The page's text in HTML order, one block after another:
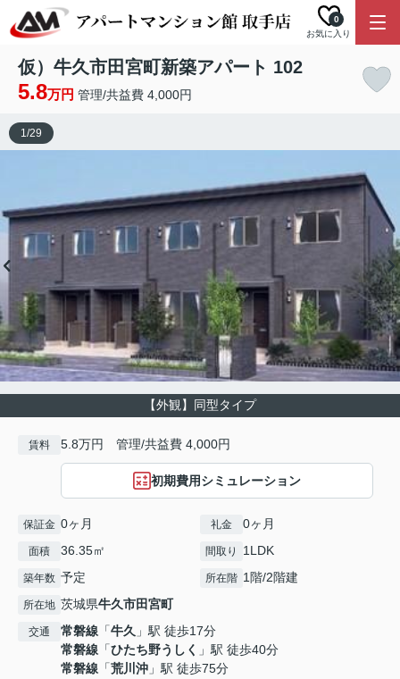
お気に入り
0
仮）牛久市田宮町新築アパート 102
5.8万円 管理/共益費 4,000円
【外観】同型タイプ
1/29
賃料 5.8万円 管理/共益費 4,000円
初期費用シミュレーション
保証金 0ヶ月 礼金 0ヶ月
面積 36.35㎡ 間取り 1LDK
築年数 予定 所在階 1階/2階建
所在地 茨城県牛久市田宮町
交通 常磐線 「牛久 」駅 徒歩17分
常磐線 「ひたち野うしく 」駅 徒歩40分
常磐線 「荒川沖 」駅 徒歩75分